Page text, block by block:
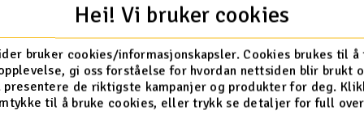
Flere så også på
Hei! Vi bruker cookies
bruker cookies/informasjonskapsler. Cookies brukes til å
gi oss forståelse for hvordan nettsiden blir brukt
presentere de riktigste kampanjer og produkter for deg.
til å bruke cookies, eller trykk se detaljer for full